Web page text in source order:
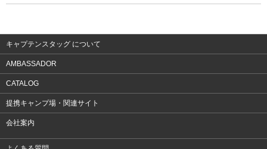
ウェア
キャプテンスタッグ について
AMBASSADOR
CATALOG
提携キャンプ場・関連サイト
会社案内